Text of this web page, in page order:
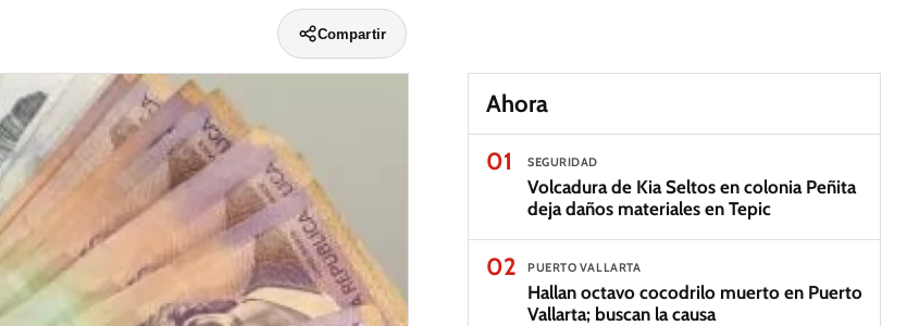
Compartir
Ahora
01
SEGURIDAD
Volcadura de Kia Seltos en colonia Peñita
deja daños materiales en Tepic
02 PUERTO VALLARTA
Hallan octavo cocodrilo muerto en Puerto
Vallarta; buscan la causa